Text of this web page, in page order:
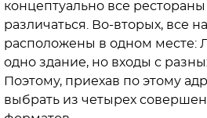
концептуально все рестораны
различаться. Во-вторых, все
расположены в одном месте:
одно здание, но входы с
Поэтому, приехав по этому
выбрать из четырех